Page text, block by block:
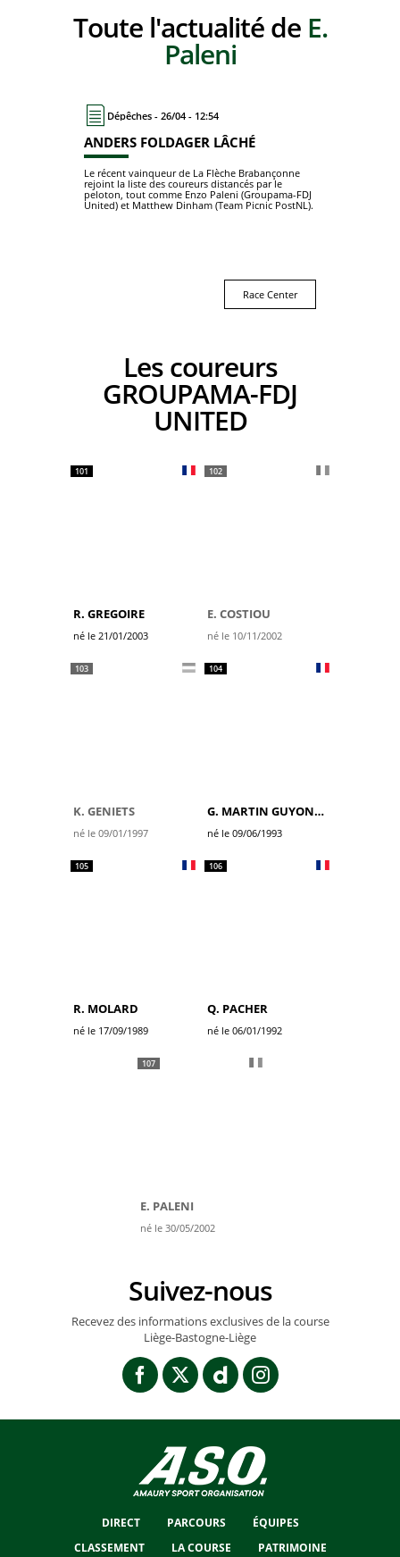
Toute l'actualité de E.
Paleni
Dépêches - 26/04 - 12:54
ANDERS FOLDAGER LÂCHÉ
Le récent vainqueur de La Flèche Brabançonne
rejoint la liste des coureurs distancés par le
peloton, tout comme Enzo Paleni (Groupama-FDJ
United) et Matthew Dinham (Team Picnic PostNL).
Race Center
Les coureurs
GROUPAMA-FDJ
UNITED
101
R. GREGOIRE
né le 21/01/2003
102
E. COSTIOU
né le 10/11/2002
103
K. GENIETS
né le 09/01/1997
104
G. MARTIN GUYONNET
né le 09/06/1993
105
R. MOLARD
né le 17/09/1989
106
Q. PACHER
né le 06/01/1992
107
E. PALENI
né le 30/05/2002
Suivez-nous
Recevez des informations exclusives de la course
Liège-Bastogne-Liège
DIRECT PARCOURS
ÉQUIPES
CLASSEMENT
LA COURSE PATRIMOINE